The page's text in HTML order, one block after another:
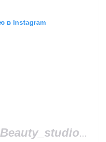
в Instagram
Публикация от Beauty_studio_Kodi (@beauty_studio_kodi_)